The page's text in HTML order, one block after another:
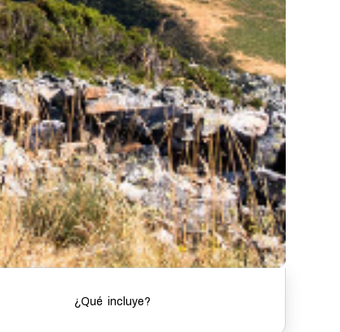
¿Qué incluye?